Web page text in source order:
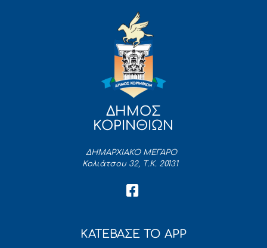
ΔΗΜΟΣ
ΚΟΡΙΝΘΙΩΝ
ΔΗΜΑΡΧΙΑΚΟ ΜΕΓΑΡΟ
Κολιάτσου 32, Τ.Κ. 20131
ΚΑΤΕΒΑΣΕ ΤΟ APP